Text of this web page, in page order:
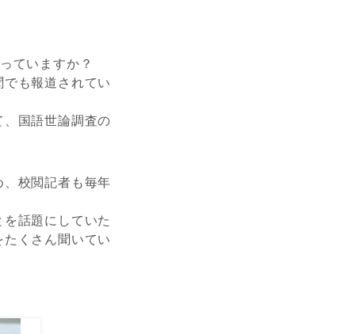
ていますか？
も報道されてい
国語世論調査の
校閲記者も毎年
話題にしていた
くさん聞いてい